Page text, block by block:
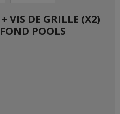
VIS DE GRILLE (X2)
POOLS